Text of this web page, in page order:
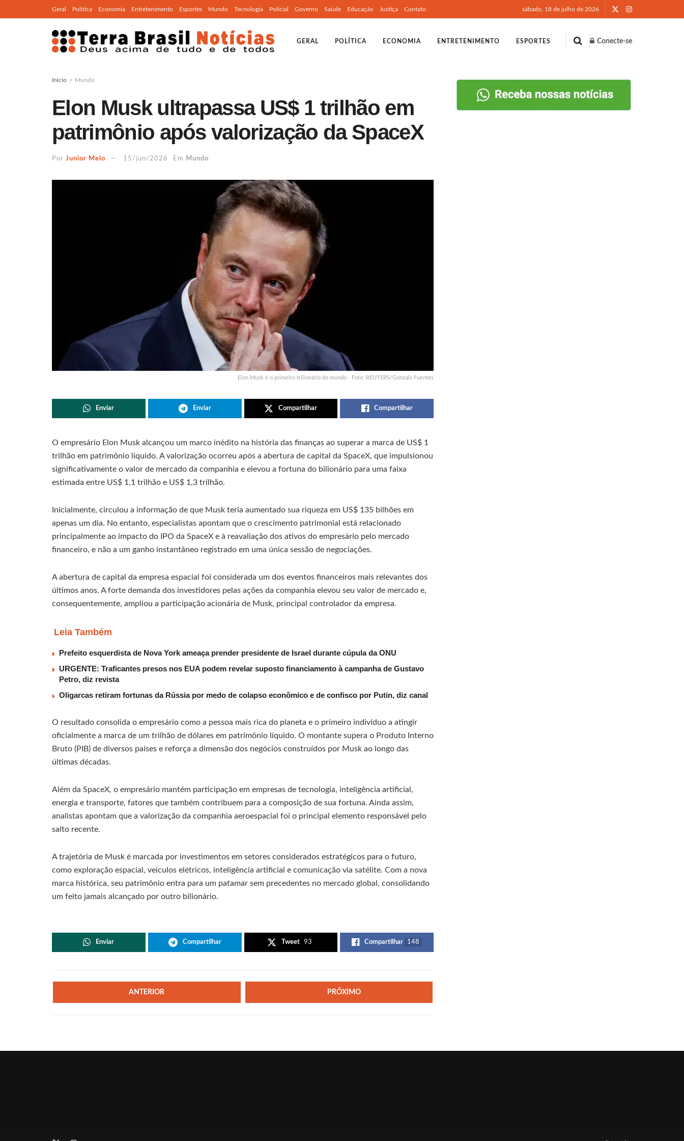
Geral Política Economia Entretenimento Esportes Mundo Tecnologia Policial Governo Saúde Educação Justiça Contato sábado, 18 de julho de 2026
GERAL POLÍTICA ECONOMIA ENTRETENIMENTO ESPORTES Conecte-se
Início Mundo
Elon Musk ultrapassa US$ 1 trilhão em
patrimônio após valorização da SpaceX
Por Junior Melo 15/jun/2026 Em Mundo
Elon Musk é o primeiro trilionário do mundo - Foto: REUTERS/Gonzalo Fuentes
Enviar Enviar Compartilhar Compartilhar
O empresário Elon Musk alcançou um marco inédito na história das finanças ao superar a marca de US$ 1
trilhão em patrimônio líquido. A valorização ocorreu após a abertura de capital da SpaceX, que impulsionou
significativamente o valor de mercado da companhia e elevou a fortuna do bilionário para uma faixa
estimada entre US$ 1,1 trilhão e US$ 1,3 trilhão.
Inicialmente, circulou a informação de que Musk teria aumentado sua riqueza em US$ 135 bilhões em
apenas um dia. No entanto, especialistas apontam que o crescimento patrimonial está relacionado
principalmente ao impacto do IPO da SpaceX e à reavaliação dos ativos do empresário pelo mercado
financeiro, e não a um ganho instantâneo registrado em uma única sessão de negociações.
A abertura de capital da empresa espacial foi considerada um dos eventos financeiros mais relevantes dos
últimos anos. A forte demanda dos investidores pelas ações da companhia elevou seu valor de mercado e,
consequentemente, ampliou a participação acionária de Musk, principal controlador da empresa.
Leia Também
Prefeito esquerdista de Nova York ameaça prender presidente de Israel durante cúpula da ONU
URGENTE: Traficantes presos nos EUA podem revelar suposto financiamento à campanha de Gustavo
Petro, diz revista
Oligarcas retiram fortunas da Rússia por medo de colapso econômico e de confisco por Putin, diz canal
O resultado consolida o empresário como a pessoa mais rica do planeta e o primeiro indivíduo a atingir
oficialmente a marca de um trilhão de dólares em patrimônio líquido. O montante supera o Produto Interno
Bruto (PIB) de diversos países e reforça a dimensão dos negócios construídos por Musk ao longo das
últimas décadas.
Além da SpaceX, o empresário mantém participação em empresas de tecnologia, inteligência artificial,
energia e transporte, fatores que também contribuem para a composição de sua fortuna. Ainda assim,
analistas apontam que a valorização da companhia aeroespacial foi o principal elemento responsável pelo
salto recente.
A trajetória de Musk é marcada por investimentos em setores considerados estratégicos para o futuro,
como exploração espacial, veículos elétricos, inteligência artificial e comunicação via satélite. Com a nova
marca histórica, seu patrimônio entra para um patamar sem precedentes no mercado global, consolidando
um feito jamais alcançado por outro bilionário.
Enviar Compartilhar Tweet 93 Compartilhar 148
ANTERIOR PRÓXIMO